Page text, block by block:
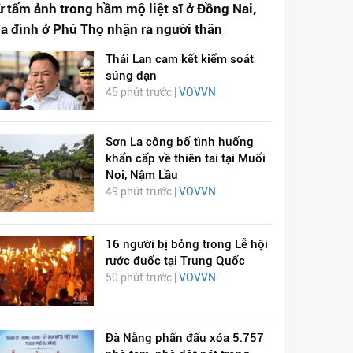
tấm ảnh trong hầm mộ liệt sĩ ở Đồng Nai,
đình ở Phú Thọ nhận ra người thân
Thái Lan cam kết kiểm soát
súng đạn
45 phút trước |VOVVN
Sơn La công bố tình huống
khẩn cấp về thiên tai tại Muổi
Nọi, Nậm Lầu
49 phút trước | VOVVN
16 người bị bỏng trong Lễ hội
rước đuốc tại Trung Quốc
50 phút trước | VOVVN
Đà Nẵng phấn đấu xóa 5.757